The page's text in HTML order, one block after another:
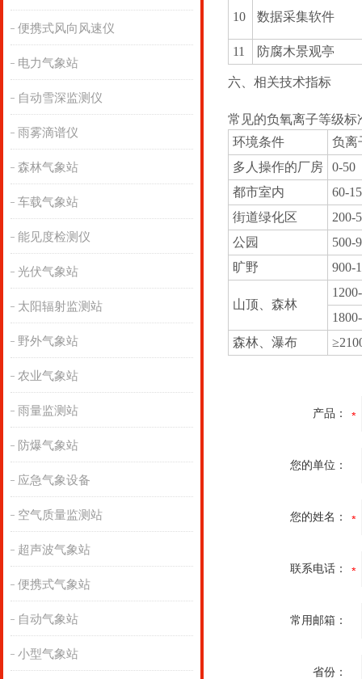
便携式风向风速仪
电力气象站
自动雪深监测仪
雨雾滴谱仪
森林气象站
车载气象站
能见度检测仪
光伏气象站
太阳辐射监测站
野外气象站
农业气象站
雨量监测站
防爆气象站
应急气象设备
空气质量监测站
超声波气象站
便携式气象站
自动气象站
小型气象站
10 数据采集软件
11 防腐木景观亭
六、相关技术指标
常见的负氧离子等级标
环境条件
负离
多人操作的厂房
0-50
都市室内
60-
街道绿化区
200-
公园
500-
旷野
900-
山顶、森林
森林、瀑布
产品：
您的单位：
您的姓名：
联系电话：
常用邮箱：
省份：